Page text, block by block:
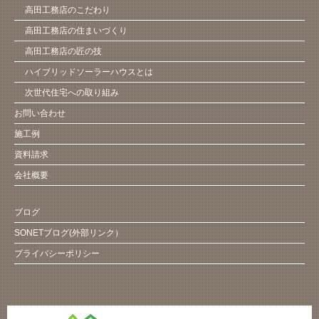
高田工務店のこだわり
高田工務店の住まいづくり
高田工務店の匠の技
ハイブリッドソーラーハウスとは
次世代住宅への取り組み
お問い合わせ
施工例
資料請求
会社概要
ブログ
SONETブログ(外部リンク）
プライバシーポリシー